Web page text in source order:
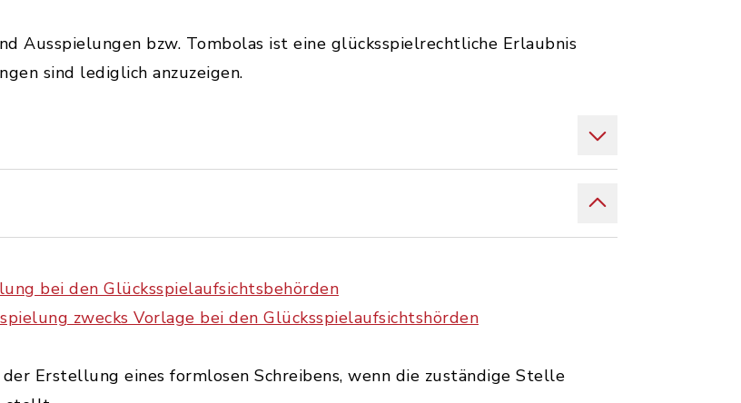
Ausspielungen bzw. Tombolas ist eine glücksspielrechtliche Erlaubnis
sind lediglich anzuzeigen.
bei den Glücksspielaufsichtsbehörden
zwecks Vorlage bei den Glücksspielaufsichtshörden
Erstellung eines formlosen Schreibens, wenn die zuständige Stelle